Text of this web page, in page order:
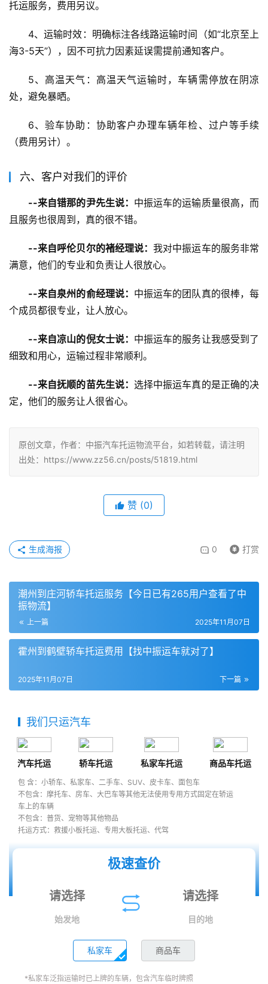
托运服务，费用另议。
4、运输时效：明确标注各线路运输时间（如“北京至上
海3-5天”），因不可抗力因素延误需提前通知客户。
5、高温天气：高温天气运输时，车辆需停放在阴凉
处，避免暴晒。
6、验车协助：协助客户办理车辆年检、过户等手续
（费用另计）。
六、客户对我们的评价
--来自错那的尹先生说： 中振运车的运输质量很高，而
且服务也很周到，真的很不错。
--来自呼伦贝尔的褚经理说：我对中振运车的服务非常
满意，他们的专业和负责让人很放心。
--来自泉州的俞经理说： 中振运车的团队真的很棒，每
个成员都很专业，让人放心。
--来自凉山的倪女士说： 中振运车的服务让我感受到了
细致和用心，运输过程非常顺利。
--来自抚顺的苗先生说： 选择中振运车真的是正确的决
定，他们的服务让人很省心。
原创文章，作者：中振汽车托运物流平台，如若转载，请注明
出处：https://www.zz56.cn/posts/51819.html
赞 (0)
0 打赏
生成海报
潮州到庄河轿车托运服务【今日已有265用户查看了中
振物流】
上一篇 2025年11月07日
霍州到鹤壁轿车托运费用【找中振运车就对了】
下一篇
2025年11月07日
我们只运汽车
汽车托运 轿车托运 私家车托运 商品车托运
包 含：小轿车、私家车、二手车、SUV、皮卡车、面包车
不包含：摩托车、房车、大巴车等其他无法使用专用方式固定在轿运
车上的车辆
不包含：普货、宠物等其他物品
托运方式：救援小板托运、专用大板托运、代驾
极速查价
始发地 目的地
私家车 商品车
*私家车泛指运输时已上牌的车辆，包含汽车临时牌照